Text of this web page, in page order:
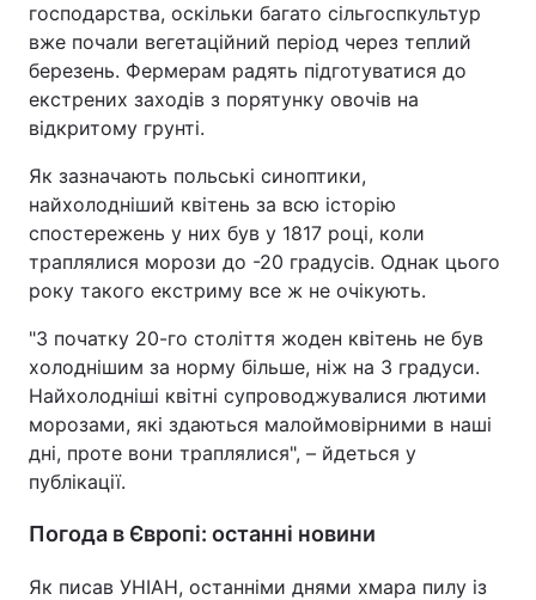
господарства, оскільки багато сільгоспкультур
вже почали вегетаційний період через теплий
березень. Фермерам радять підготуватися до
екстрених заходів з порятунку овочів на
відкритому грунті.
Як зазначають польські синоптики,
найхолодніший квітень за всю історію
спостережень у них був у 1817 році, коли
траплялися морози до -20 градусів. Однак цього
року такого екстриму все ж не очікують.
"З початку 20-го століття жоден квітень не був
холоднішим за норму більше, ніж на 3 градуси.
Найхолодніші квітні супроводжувалися лютими
морозами, які здаються малоймовірними в наші
дні, проте вони траплялися", – йдеться у
публікації.
Погода в Європі: останні новини
Як писав УНІАН, останніми днями хмара пилу із